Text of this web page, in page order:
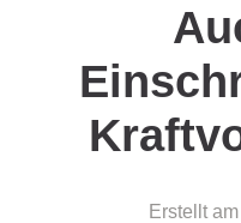
Erstellt am